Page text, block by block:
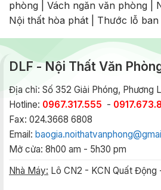
phòng
Vách ngăn văn phòng
Nội thất hòa phát
Thước lỗ ban
DLF - Nội Thất Văn
Địa chỉ: Số 352 Giải Phóng, Phương
Hotline: 0967.317.555 -
Fax: 024.3668 6808
Email:
Mở cửa: 8h00 am - 5h30 pm
Nhà Máy: Lô CN2 - KCN Quất Động